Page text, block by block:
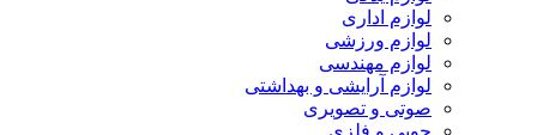
لوازم اداری
لوازم ورزشی
لوازم مهندسی
لوازم آرایشی و بهداشتی
صوتی و تصویری